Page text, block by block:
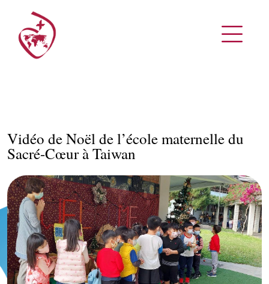
Vidéo de Noël de l’école maternelle du
Sacré-Cœur à Taiwan